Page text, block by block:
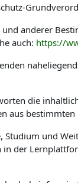
anderer
auch: https://
die
aus
Studium und
der